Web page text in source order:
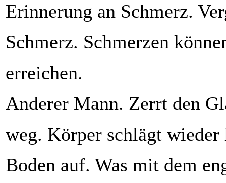
Erinnerung an Schmerz.
Schmerz. Schmerzen
erreichen.
Anderer Mann. Zerrt den
weg. Körper schlägt wieder
Boden auf. Was mit dem